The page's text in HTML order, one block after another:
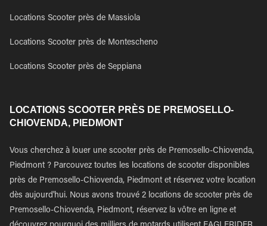
Locations Scooter près de Massiola
Locations Scooter près de Montescheno
Locations Scooter près de Seppiana
LOCATIONS SCOOTER PRÈS DE PREMOSELLO-
CHIOVENDA, PIEDMONT
Vous cherchez à louer une scooter près de Premosello-Chiovenda,
Piedmont ? Parcouvez toutes les locations de scooter disponibles
près de Premosello-Chiovenda, Piedmont et réservez votre location
dès aujourd'hui. Nous avons trouvé 2 locations de scooter près de
Premosello-Chiovenda, Piedmont, réservez la vôtre en ligne et